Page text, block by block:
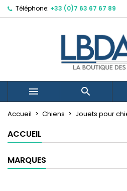
Téléphone: +33 (0)7 63 67 67 89
 
Accueil Chiens Jouets pour
ACCUEIL
MARQUES
Mes listes d'envies
add_circle_outline Créer une nouvelle liste
((modalTitle))
((confirmMessage))
Créer une liste
Nom de la liste d'envies
Annuler
Connexion
Vous devez être connecté
à votre liste d'envies.